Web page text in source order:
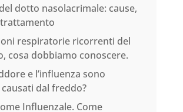
dotto nasolacrimale: cause,
respiratorie ricorrenti del
cosa dobbiamo conoscere.
e l’influenza sono
dal freddo?
Influenzale. Come